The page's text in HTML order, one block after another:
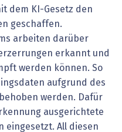
dem KI-Gesetz den
geschaffen.
arbeiten darüber
erkannt und
werden können. So
aufgrund des
werden. Dafür
ausgerichtete
eingesetzt. All diesen